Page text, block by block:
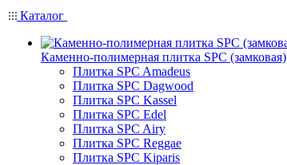
Каталог
Каменно-полимерная плитка SPC (замковая)
Плитка SPC Amadeus
Плитка SPC Dagwood
Плитка SPC Kassel
Плитка SPC Edel
Плитка SPC Airy
Плитка SPC Reggae
Плитка SPC Kiparis